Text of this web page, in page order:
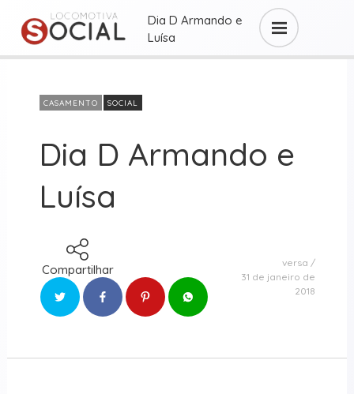
Dia D Armando e
Luísa
CASAMENTO SOCIAL
Dia D Armando e
Luísa
Compartilhar
versa
31 de janeiro de
2018